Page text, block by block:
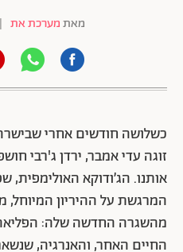
מאתמערכת את |
כשלושה חודשים אחרי
זוגה עדי אמבר, ירדן ג'רבי
המרגשת על ההיריון המיוחל,
מהשגרה החדשה שלה:
החיים האחר, והאנרגיה,